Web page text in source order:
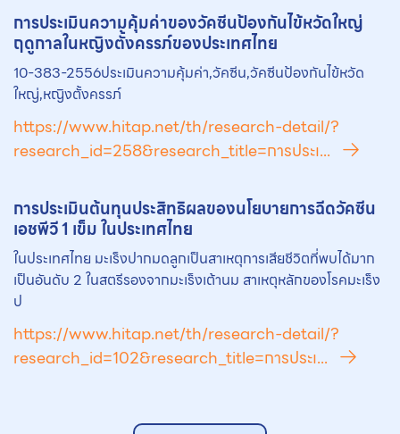
การประเมินความคุ้มค่าของวัคซีนป้องกันไข้หวัดใหญ่
ฤดูกาลในหญิงตั้งครรภ์ของประเทศไทย
10-383-2556ประเมินความคุ้มค่า,วัคซีน,วัคซีนป้องกันไข้หวัด
ใหญ่,หญิงตั้งครรภ์
https://www.hitap.net/th/research-detail/?
research_id=258&research_title=การประเ...
การประเมินต้นทุนประสิทธิผลของนโยบายการฉีดวัคซีน
เอชพีวี 1 เข็ม ในประเทศไทย
ในประเทศไทย มะเร็งปากมดลูกเป็นสาเหตุการเสียชีวิตที่พบได้มาก
เป็นอันดับ 2 ในสตรีรองจากมะเร็งเต้านม สาเหตุหลักของโรคมะเร็ง
ป
https://www.hitap.net/th/research-detail/?
research_id=102&research_title=การประเ...